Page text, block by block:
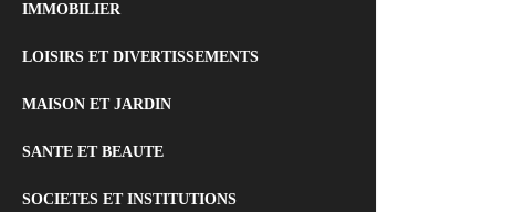
IMMOBILIER
LOISIRS ET DIVERTISSEMENTS
MAISON ET JARDIN
SANTE ET BEAUTE
SOCIETES ET INSTITUTIONS